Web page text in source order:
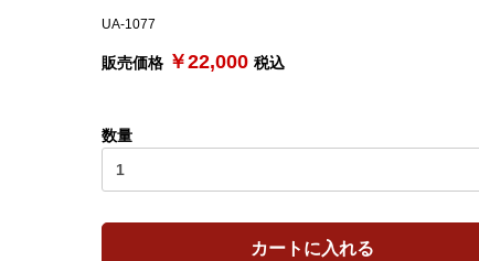
UA-1077
販売価格 ￥22,000 税込
数量
カートに入れる